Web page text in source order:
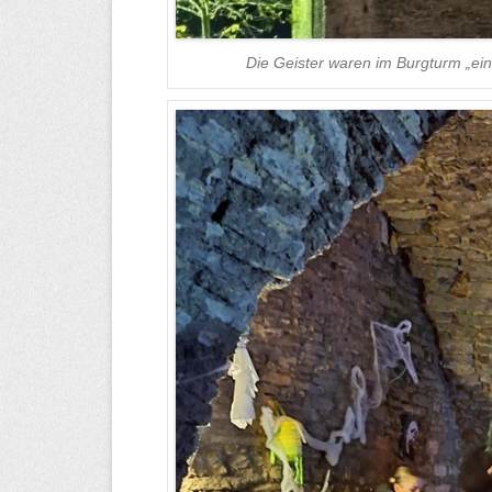
Die Geister waren im Burgturm